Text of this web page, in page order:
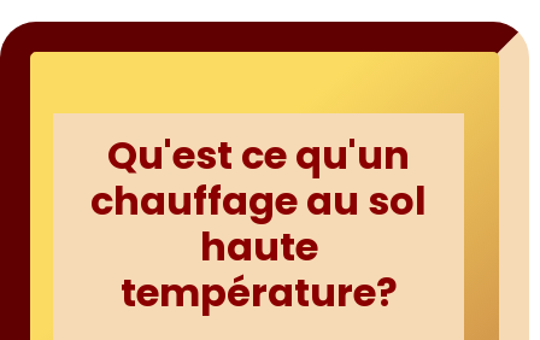
Qu'est ce qu'un
chauffage au sol
haute
température?